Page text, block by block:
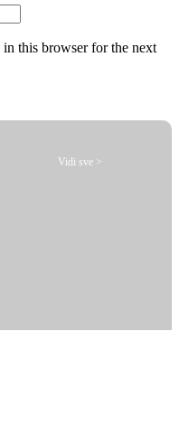
in this browser for the next
Vidi sve >